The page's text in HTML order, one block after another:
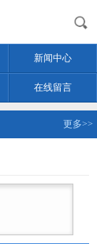
新闻中心
在线留言
更多>>